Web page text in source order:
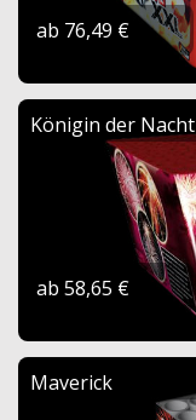
ab 76,49 €
Königin der Nacht
ab 58,65 €
Maverick